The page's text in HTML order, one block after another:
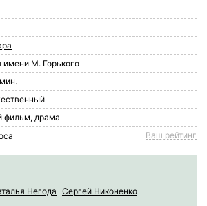
имени М. Горького
фильм, драма
Ваш рейтинг
Негода
Сергей Никоненко